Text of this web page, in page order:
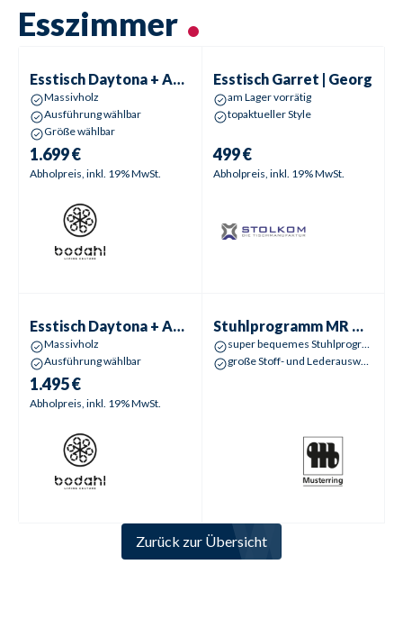
Esszimmer
Esstisch Daytona + Aspen
Massivholz
Ausführung wählbar
Größe wählbar
1.699 €
Abholpreis, inkl. 19% MwSt.
Esstisch Garret | Georg
am Lager vorrätig
topaktueller Style
499 €
Abholpreis, inkl. 19% MwSt.
Esstisch Daytona + Aspen
Massivholz
Ausführung wählbar
1.495 €
Abholpreis, inkl. 19% MwSt.
Stuhlprogramm MR Nevio
super bequemes Stuhlprogramm
große Stoff- und Lederauswahl
Zurück zur Übersicht